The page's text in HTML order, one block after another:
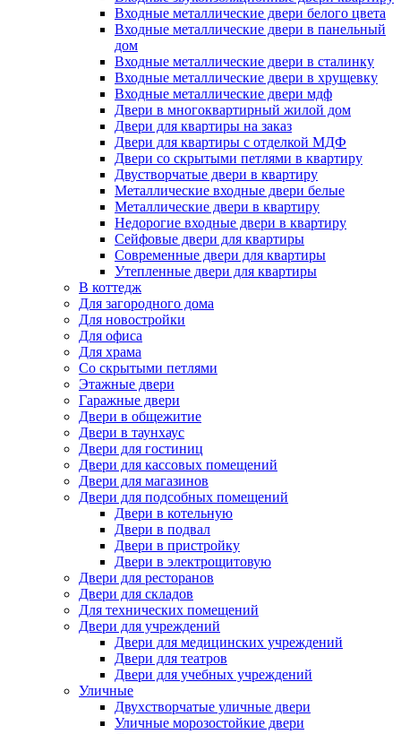
Входные металлические двери белого цвета
Входные металлические двери в панельный
дом
Входные металлические двери в сталинку
Входные металлические двери в хрущевку
Входные металлические двери мдф
Двери в многоквартирный жилой дом
Двери для квартиры на заказ
Двери для квартиры с отделкой МДФ
Двери со скрытыми петлями в квартиру
Двустворчатые двери в квартиру
Металлические входные двери белые
Металлические двери в квартиру
Недорогие входные двери в квартиру
Сейфовые двери для квартиры
Современные двери для квартиры
Утепленные двери для квартиры
В коттедж
Для загородного дома
Для новостройки
Для офиса
Для храма
Со скрытыми петлями
Этажные двери
Гаражные двери
Двери в общежитие
Двери в таунхаус
Двери для гостиниц
Двери для кассовых помещений
Двери для магазинов
Двери для подсобных помещений
Двери в котельную
Двери в подвал
Двери в пристройку
Двери в электрощитовую
Двери для ресторанов
Двери для складов
Для технических помещений
Двери для учреждений
Двери для медицинских учреждений
Двери для театров
Двери для учебных учреждений
Уличные
Двухстворчатые уличные двери
Уличные морозостойкие двери